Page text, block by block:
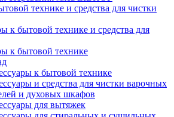
технике и средства для чистки
к бытовой технике и средства для
к бытовой технике
к бытовой технике
и средства для чистки варочных
и духовых шкафов
для вытяжек